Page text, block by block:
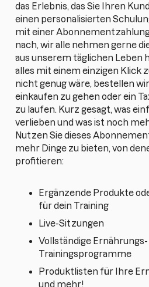
das Erlebnis, das Sie Ihren
einen personalisierten
mit einer
nach, wir alle nehmen gerne
aus unserem täglichen Leben
alles mit einem einzigen Klick
nicht genug wäre, bestellen
einkaufen zu gehen oder ein
zu laufen. Kurz gesagt, was
verlieben und was ist noch
Nutzen Sie dieses
mehr Dinge zu bieten, von
profitieren:
Ergänzende Produkte
für dein Training
Live-Sitzungen
Vollständige Ernährungs-
Trainingsprogramme
Produktlisten für Ihre
und mehr!